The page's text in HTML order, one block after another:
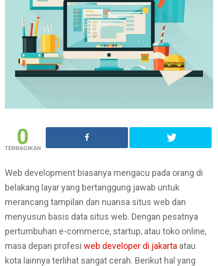
0
TERBAGIKAN
Web development biasanya mengacu pada orang di
belakang layar yang bertanggung jawab untuk
merancang tampilan dan nuansa situs web dan
menyusun basis data situs web. Dengan pesatnya
pertumbuhan e-commerce, startup, atau toko online,
masa depan profesi web developer di jakarta atau
kota lainnya terlihat sangat cerah. Berikut hal yang